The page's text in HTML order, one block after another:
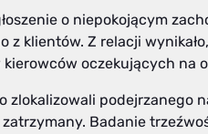
o niepokojącym
z klientów. Z relacji
oczekujących na
zlokalizowali podejrzanego
Badanie